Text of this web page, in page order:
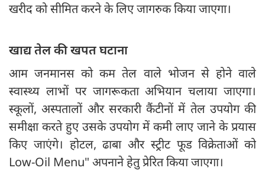
खरीद को सीमित करने के लिए जागरुक किया जाएगा।
खाद्य तेल की खपत घटाना
आम जनमानस को कम तेल वाले भोजन से होने वाले
स्वास्थ्य लाभों पर जागरूकता अभियान चलाया जाएगा।
स्कूलों, अस्पतालों और सरकारी कैंटीनों में तेल उपयोग की
समीक्षा करते हुए उसके उपयोग में कमी लाए जाने के प्रयास
किए जाएंगे। होटल, ढाबा और स्ट्रीट फूड विक्रेताओं को
Low-Oil Menu" अपनाने हेतु प्रेरित किया जाएगा।